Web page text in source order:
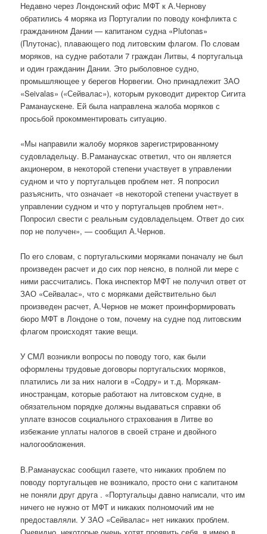
Недавно через Лондонский офис МФТ к А.Чернову
обратились 4 моряка из Португалии по поводу конфликта с
гражданином Дании — капитаном судна «Plutonas»
(Плутонас), плавающего под литовским флагом. По словам
моряков, на судне работали 7 граждан Литвы, 4 португальца
и один гражданин Дании. Это рыболовное судно,
промышляющее у берегов Норвегии. Оно принадлежит ЗАО
«Seivalas» («Сейвалас»), которым руководит директор Сигита
Раманаускене. Ей была направлена жалоба моряков с
просьбой прокомментировать ситуацию.
«Мы направили жалобу моряков зарегистрированному
судовладельцу. В.Раманаускас ответил, что он является
акционером, в некоторой степени участвует в управлении
судном и что у португальцев проблем нет. Я попросил
разъяснить, что означает «в некоторой степени участвует в
управлении судном и что у португальцев проблем нет».
Попросил свести с реальным судовладельцем. Ответ до сих
пор не получен», — сообщил А.Чернов.
По его словам, с португальскими моряками поначалу не был
произведен расчет и до сих пор неясно, в полной ли мере с
ними рассчитались. Пока инспектор МФТ не получил ответ от
ЗАО «Сейвалас», что с моряками действительно был
произведен расчет, А.Чернов не может проинформировать
бюро МФТ в Лондоне о том, почему на судне под литовским
флагом происходят такие вещи.
У СМЛ возникли вопросы по поводу того, как были
оформлены трудовые договоры португальских моряков,
платились ли за них налоги в «Содру» и т.д. Морякам-
иностранцам, которые работают на литовском судне, в
обязательном порядке должны выдаваться справки об
уплате взносов социального страхования в Литве во
избежание уплаты налогов в своей стране и двойного
налогообложения.
В.Раманаускас сообщил газете, что никаких проблем по
поводу португальцев не возникало, просто они с капитаном
не поняли друг друга . «Португальцы давно написали, что им
ничего не нужно от МФТ и никаких полномочий им не
предоставляли. У ЗАО «Сейвалас» нет никаких проблем.
Очевидно, некоторые очень хотят проявить себя, я имею в